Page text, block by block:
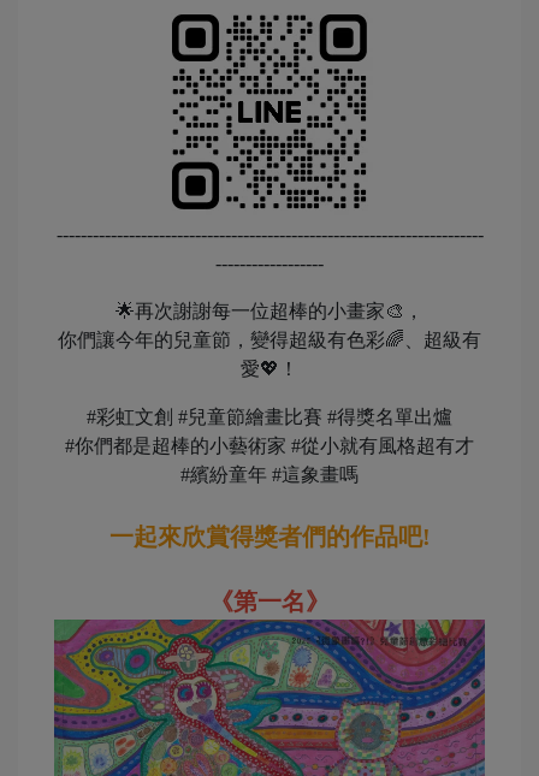
-----------------------------------------------------------------------
------------------
🌟再次謝謝每一位超棒的小畫家🎨，
你們讓今年的兒童節，變得超級有色彩🌈、超級有
愛💖！
#彩虹文創 #兒童節繪畫比賽 #得獎名單出爐
#你們都是超棒的小藝術家 #從小就有風格超有才
#繽紛童年 #這象畫嗎
一起來欣賞得獎者們的作品吧!
《第一名》